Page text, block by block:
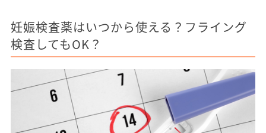
妊娠検査薬はいつから使える？フライング
検査してもOK？